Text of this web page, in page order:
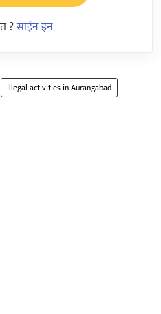
?साईन इन
illegal activities in Aurangabad